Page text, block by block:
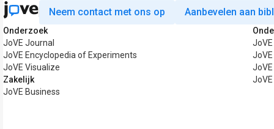
Neem contact met ons op Aanbevelen aan
Onderzoek
JoVE Journal
JoVE Encyclopedia of Experiments
JoVE Visualize
Zakelijk
JoVE Business